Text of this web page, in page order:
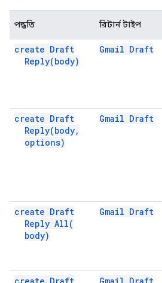
পদ্ধতি রিটার্ন টাইপ
create Draft
Reply(body)
Gmail Draft
create Draft
Reply(body,
options)
Gmail Draft
create Draft
Reply All(
body)
Gmail Draft